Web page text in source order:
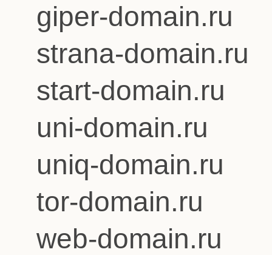
giper-domain.ru
strana-domain.ru
start-domain.ru
uni-domain.ru
uniq-domain.ru
tor-domain.ru
web-domain.ru